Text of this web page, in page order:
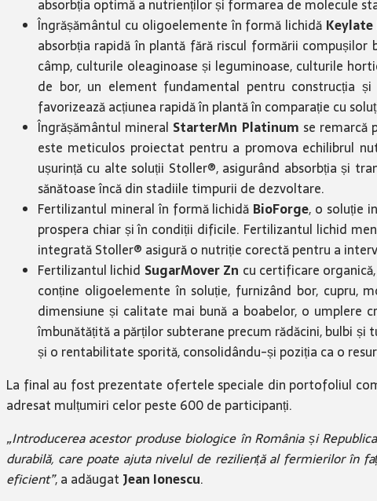
absorbția optimă a nutrienților și formarea de molecule
Îngrășământul cu oligoelemente în formă lichidă Keylate
absorbția rapidă în plantă fără riscul formării
câmp, culturile oleaginoase și leguminoase, culturile
de bor, un element fundamental pentru construcția
favorizează acțiunea rapidă în plantă în comparație cu
Îngrășământul mineral StarterMn Platinum se remarcă
este meticulos proiectat pentru a promova echilibrul
ușurință cu alte soluții Stoller®, asigurând absorbția și
sănătoase încă din stadiile timpurii de dezvoltare.
Fertilizantul mineral în formă lichidă BioForge, o soluție
prospera chiar și în condiții dificile. Fertilizantul lichid
integrată Stoller® asigură o nutriție corectă pentru a
Fertilizantul lichid SugarMover Zn cu certificare
conține oligoelemente în soluție, furnizând bor, cupru,
dimensiune și calitate mai bună a boabelor, o umplere
îmbunătățită a părților subterane precum rădăcini, bulbi
și o rentabilitate sporită, consolidându-și poziția ca o
La final au fost prezentate ofertele speciale din portofoliul
adresat mulțumiri celor peste 600 de participanți.
„Introducerea acestor produse biologice în România și
durabilă, care poate ajuta nivelul de reziliență al fermierilor în
eficient”, a adăugat Jean Ionescu.